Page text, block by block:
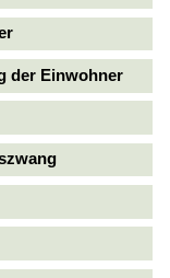
der Einwohner